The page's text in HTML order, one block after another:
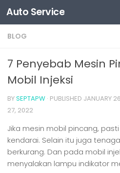
Skip to content
Auto Service
BLOG
7 Penyebab Mesin
Mobil Injeksi
BYSEPTAPW · PUBLISHED JANUARY
27, 2022
Jika mesin mobil pincang,
kendarai. Selain itu juga
berkurang. Dan pada mobil
menyalakan lampu indikator